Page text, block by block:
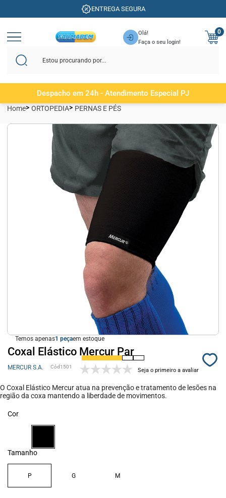
ENTREGA SEGURA
Olá!
Faça o seu login!
0
Despacho em 24h - Atendimento Especial PJ
Home ORTOPEDIA PERNAS E PÉS
Temos apenas1 em estoque
Coxal Elástico Mercur Par
MERCUR S.A. 1501 Seja o primeiro a avaliar
O Coxal Elástico Mercur atua na prevenção e tratamento de lesões na
região da coxa mantendo a liberdade de movimentos.
Cor
Tamanho
P G M